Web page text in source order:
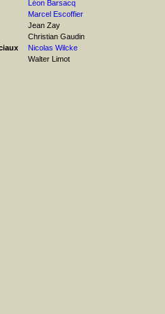
Léon Barsacq
Marcel Escoffier
Jean Zay
Christian Gaudin
Nicolas Wilcke
Walter Limot